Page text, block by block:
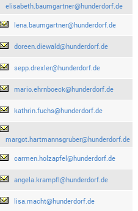
elisabeth.baumgartner@hunderdorf.de
lena.baumgartner@hunderdorf.de
doreen.diewald@hunderdorf.de
sepp.drexler@hunderdorf.de
mario.ehrnboeck@hunderdorf.de
kathrin.fuchs@hunderdorf.de
margot.hartmannsgruber@hunderdorf.de
carmen.holzapfel@hunderdorf.de
angela.krampfl@hunderdorf.de
lisa.macht@hunderdorf.de